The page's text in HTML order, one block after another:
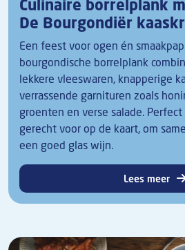
Culinaire borrelplank
De Bourgondiër
Een feest voor ogen én
bourgondische borrelplank
lekkere vleeswaren, knapperige
verrassende garnituren zoals
groenten en verse salade.
gerecht voor op de kaart, om
een goed glas wijn.
Lees meer